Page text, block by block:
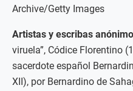
Archive/Getty Images
Artistas y escribas
viruela”, Códice Florentino
sacerdote español
XII), por Bernardino de